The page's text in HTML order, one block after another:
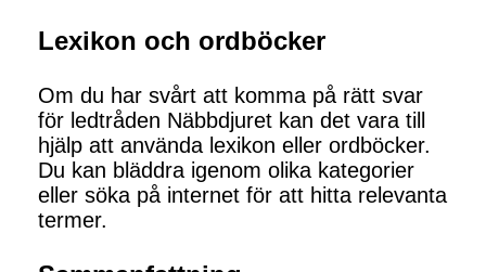
Lexikon och ordböcker
Om du har svårt att komma på rätt svar
för ledtråden Näbbdjuret kan det vara till
hjälp att använda lexikon eller ordböcker.
Du kan bläddra igenom olika kategorier
eller söka på internet för att hitta relevanta
termer.